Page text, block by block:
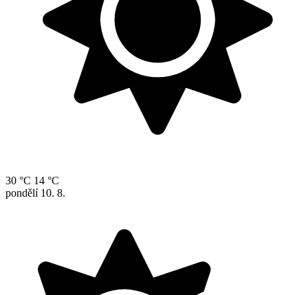
30 °C 14 °C
pondělí 10. 8.